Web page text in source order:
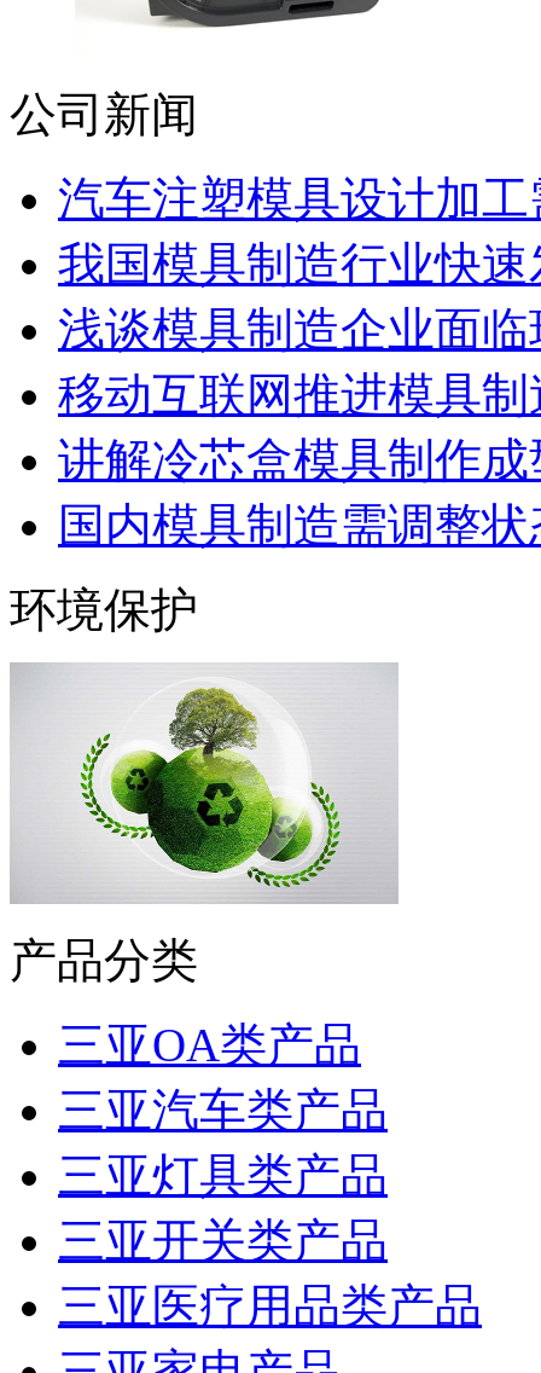
公司新闻
汽车注塑模具设计加
我国模具制造行业快
浅谈模具制造企业面
移动互联网推进模具
讲解冷芯盒模具制作
国内模具制造需调整
环境保护
产品分类
三亚OA类产品
三亚汽车类产品
三亚灯具类产品
三亚开关类产品
三亚医疗用品类产品